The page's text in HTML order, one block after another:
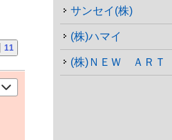
11
サンセイ(株)
(株)ハマイ